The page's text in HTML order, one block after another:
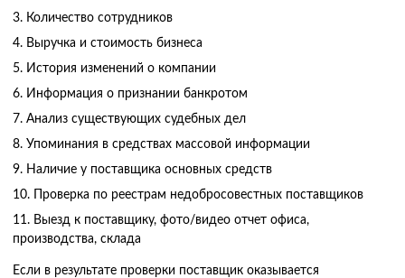
Количество сотрудников
Выручка и стоимость бизнеса
История изменений о компании
Информация о признании банкротом
Анализ существующих судебных дел
Упоминания в средствах массовой информации
Наличие у поставщика основных средств
Проверка по реестрам недобросовестных поставщиков
Выезд к поставщику, фото/видео отчет офиса,
производства, склада
Если в результате проверки поставщик оказывается